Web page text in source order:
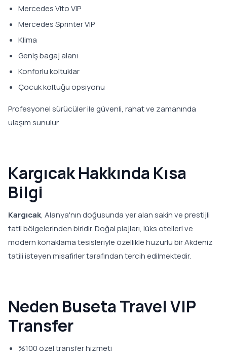
Mercedes Vito VIP
Mercedes Sprinter VIP
Klima
Geniş bagaj alanı
Konforlu koltuklar
Çocuk koltuğu opsiyonu
Profesyonel sürücüler ile güvenli, rahat ve zamanında
ulaşım sunulur.
Kargıcak Hakkında Kısa
Bilgi
Kargıcak, Alanya'nın doğusunda yer alan sakin ve prestijli
tatil bölgelerinden biridir. Doğal plajları, lüks otelleri ve
modern konaklama tesisleriyle özellikle huzurlu bir Akdeniz
tatili isteyen misafirler tarafından tercih edilmektedir.
Neden Buseta Travel VIP
Transfer
%100 özel transfer hizmeti